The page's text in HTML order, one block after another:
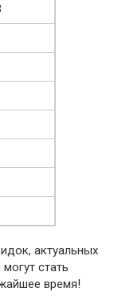
актуальных
стать
время!